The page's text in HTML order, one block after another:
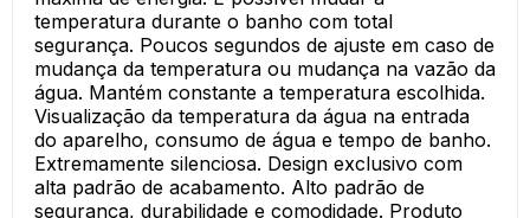
temperatura durante o banho com total
segurança. Poucos segundos de ajuste em caso de
mudança da temperatura ou mudança na vazão da
água. Mantém constante a temperatura escolhida.
Visualização da temperatura da água na entrada
do aparelho, consumo de água e tempo de banho.
Extremamente silenciosa. Design exclusivo com
alta padrão de acabamento. Alto padrão de
segurança, durabilidade e comodidade. Produto